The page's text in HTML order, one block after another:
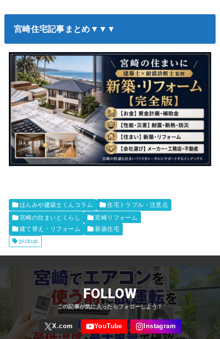
宮崎住宅記事まとめ▼▼▼
ほんみや建築士くんコラム
住宅トラブル・注意点
宮崎の住まいとくらし
宮崎リフォーム
建て替え・リフォーム
新築住宅
pickup
FOLLOW